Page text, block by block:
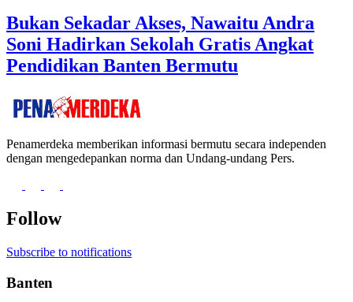
Bukan Sekadar Akses, Nawaitu Andra
Soni Hadirkan Sekolah Gratis Angkat
Pendidikan Banten Bermutu
Penamerdeka memberikan informasi bermutu secara independen
dengan mengedepankan norma dan Undang-undang Pers.
Follow
Subscribe to notifications
Banten